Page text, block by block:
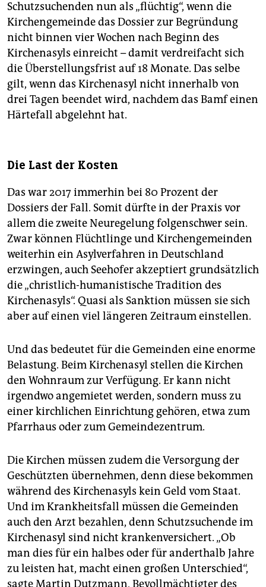
Schutzsuchenden nun als „flüchtig“, wenn die
Kirchengemeinde das Dossier zur Begründung
nicht binnen vier Wochen nach Beginn des
Kirchenasyls einreicht – damit verdreifacht sich
die Überstellungsfrist auf 18 Monate. Das selbe
gilt, wenn das Kirchenasyl nicht innerhalb von
drei Tagen beendet wird, nachdem das Bamf einen
Härtefall abgelehnt hat.
Die Last der Kosten
Das war 2017 immerhin bei 80 Prozent der
Dossiers der Fall. Somit dürfte in der Praxis vor
allem die zweite Neuregelung folgenschwer sein.
Zwar können Flüchtlinge und Kirchengemeinden
weiterhin ein Asylverfahren in Deutschland
erzwingen, auch Seehofer akzeptiert grundsätzlich
die „christlich-humanistische Tradition des
Kirchenasyls“. Quasi als Sanktion müssen sie sich
aber auf einen viel längeren Zeitraum einstellen.
Und das bedeutet für die Gemeinden eine enorme
Belastung. Beim Kirchenasyl stellen die Kirchen
den Wohnraum zur Verfügung. Er kann nicht
irgendwo angemietet werden, sondern muss zu
einer kirchlichen Einrichtung gehören, etwa zum
Pfarrhaus oder zum Gemeindezentrum.
Die Kirchen müssen zudem die Versorgung der
Geschützten übernehmen, denn diese bekommen
während des Kirchenasyls kein Geld vom Staat.
Und im Krankheitsfall müssen die Gemeinden
auch den Arzt bezahlen, denn Schutzsuchende im
Kirchenasyl sind nicht krankenversichert. „Ob
man dies für ein halbes oder für anderthalb Jahre
zu leisten hat, macht einen großen Unterschied“,
sagte Martin Dutzmann, Bevollmächtigter des